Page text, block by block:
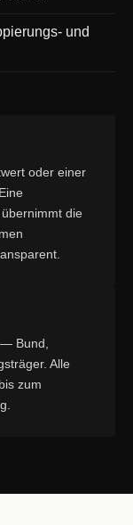
und
oder einer
die
Bund,
Alle
zum